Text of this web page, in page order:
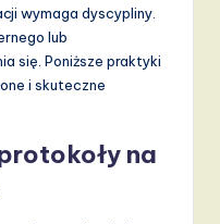
wymaga dyscypliny.
lub
się. Poniższe praktyki
i skuteczne
na